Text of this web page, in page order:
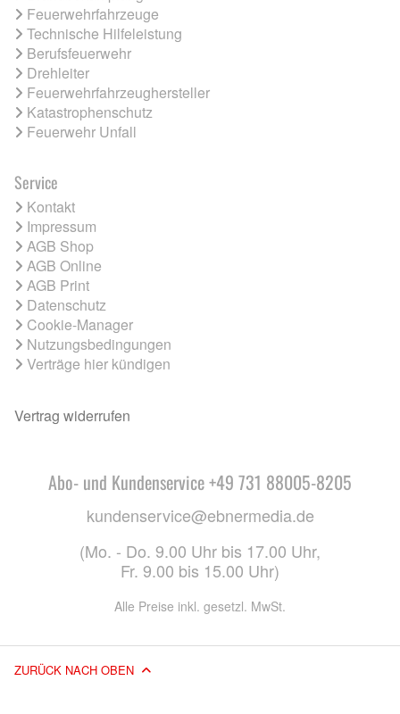
Feuerwehrfahrzeuge
Technische Hilfeleistung
Berufsfeuerwehr
Drehleiter
Feuerwehrfahrzeughersteller
Katastrophenschutz
Feuerwehr Unfall
Service
Kontakt
Impressum
AGB Shop
AGB Online
AGB Print
Datenschutz
Cookie-Manager
Nutzungsbedingungen
Verträge hier kündigen
Vertrag widerrufen
Abo- und Kundenservice +49 731 88005-8205
kundenservice@ebnermedia.de
(Mo. - Do. 9.00 Uhr bis 17.00 Uhr,
Fr. 9.00 bis 15.00 Uhr)
Alle Preise inkl. gesetzl. MwSt.
ZURÜCK NACH OBEN